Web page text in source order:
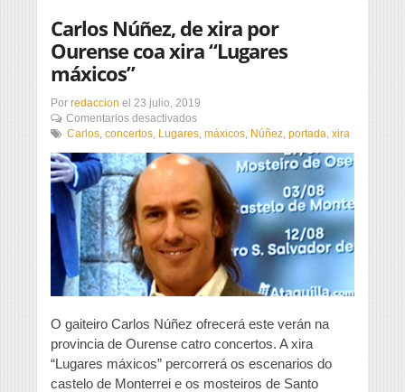
Carlos Núñez, de xira por
Ourense coa xira “Lugares
máxicos”
Por redaccion el 23 julio, 2019
Comentarios desactivadosen
Carlos
de
xira
por
Ourense
coa
xira
“Lugares
máxicos”
Carlos concertos Lugares máxicos Núñez portada xira
O gaiteiro Carlos Núñez ofrecerá este verán na
provincia de Ourense catro concertos. A xira
“Lugares máxicos” percorrerá os escenarios do
castelo de Monterrei e os mosteiros de Santo